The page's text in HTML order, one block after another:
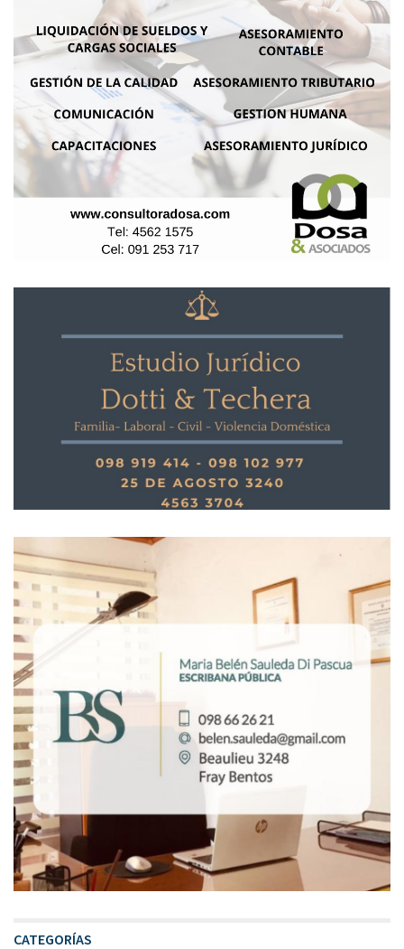
CATEGORÍAS